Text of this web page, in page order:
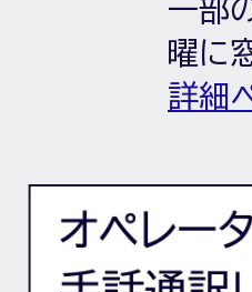
一部
曜に
詳細